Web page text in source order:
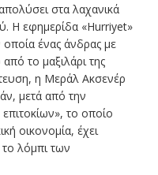
στα λαχανικά
Η εφημερίδα «Hurriyet»
ένας άνδρας με
το μαξιλάρι της
η Μεράλ Ακσενέρ
μετά από την
το οποίο
οικονομία, έχει
το λόμπι των